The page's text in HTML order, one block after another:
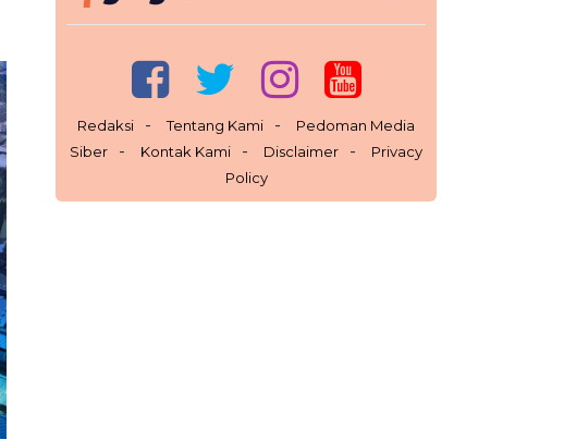
Redaksi Tentang Kami
Pedoman Media
Siber
Kontak Kami Disclaimer
Privacy
Policy